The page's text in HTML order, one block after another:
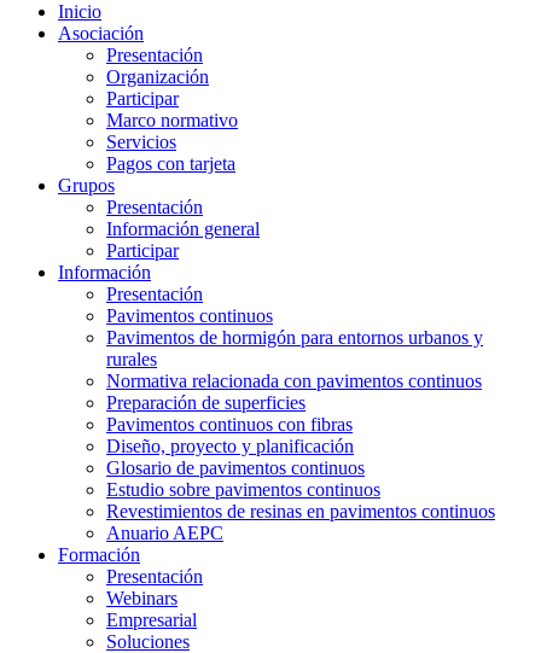
Inicio
Asociación
Presentación
Organización
Participar
Marco normativo
Servicios
Pagos con tarjeta
Grupos
Presentación
Información general
Participar
Información
Presentación
Pavimentos continuos
Pavimentos de hormigón para entornos urbanos y
rurales
Normativa relacionada con pavimentos continuos
Preparación de superficies
Pavimentos continuos con fibras
Diseño, proyecto y planificación
Glosario de pavimentos continuos
Estudio sobre pavimentos continuos
Revestimientos de resinas en pavimentos continuos
Anuario AEPC
Formación
Presentación
Webinars
Empresarial
Soluciones